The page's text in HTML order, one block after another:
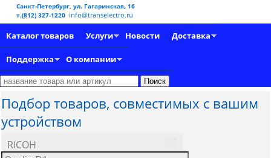
Санкт-Петербург, ул. Гагаринская, 16
т.(812) 327-1220 info@transelectro.ru
Каталог товаров Услуги Новости Доставка
Поддержка О компании
Подбор товаров, совместимых с вашим
устройством
RICOH